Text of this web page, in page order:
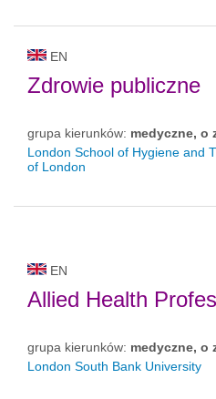
EN
Zdrowie publiczne
grupa kierunków: medyczne, o
London School of Hygiene and
of London
EN
Allied Health
grupa kierunków: medyczne, o
London South Bank University